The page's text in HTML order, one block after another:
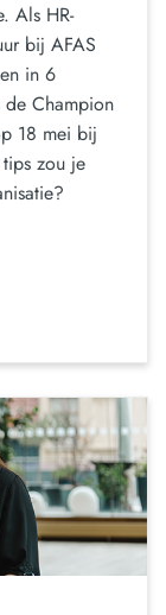
Als HR-
bij AFAS
in 6
Champion
18 mei bij
zou je